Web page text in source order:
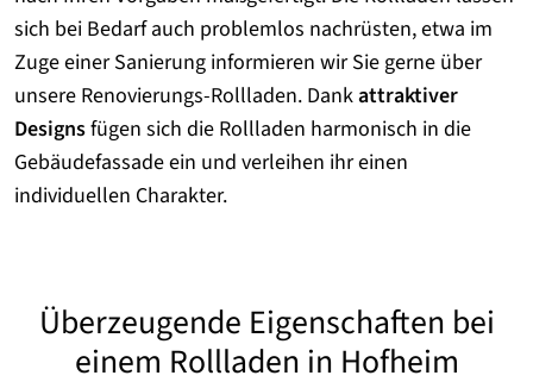
sich bei Bedarf auch problemlos nachrüsten, etwa im
Zuge einer Sanierung informieren wir Sie gerne über
unsere Renovierungs-Rollladen. Dankattraktiver
Designsfügen sich die Rollladen harmonisch in die
Gebäudefassade ein und verleihen ihr einen
individuellen Charakter.
Überzeugende Eigenschaften bei
einem Rollladen in Hofheim